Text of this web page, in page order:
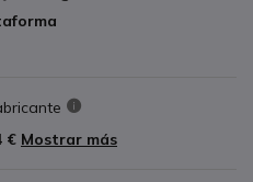
€ Mostrar más